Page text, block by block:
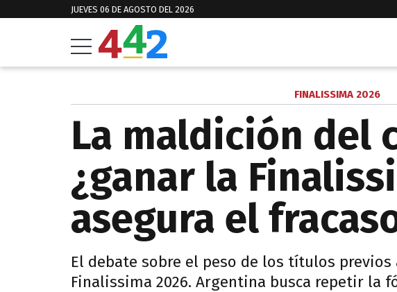
JUEVES 06 DE AGOSTO DEL 2026
FINALISSIMA 2026
La maldición del
¿ganar la
asegura el
El debate sobre el peso de los títulos
Finalissima 2026. Argentina busca repetir la